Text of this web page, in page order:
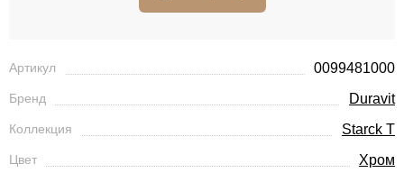
Артикул 0099481000
Бренд Duravit
Коллекция Starck T
Цвет Хром